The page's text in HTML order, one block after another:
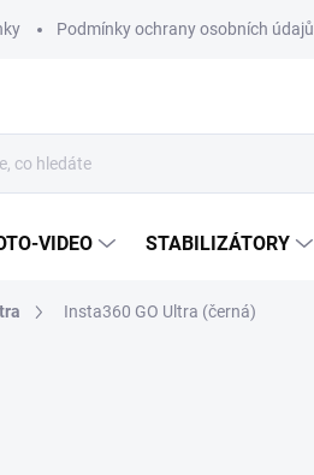
Podmínky ochrany osobních údajů
VIDEO STABILIZÁTORY
Insta360 GO Ultra (černá)